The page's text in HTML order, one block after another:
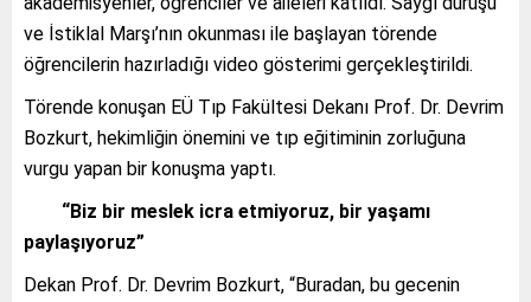
ve İstiklal Marşı’nın okunması ile başlayan törende
öğrencilerin hazırladığı video gösterimi gerçekleştirildi.
Törende konuşan EÜ Tıp Fakültesi Dekanı Prof. Dr. Devrim
Bozkurt, hekimliğin önemini ve tıp eğitiminin zorluğuna
vurgu yapan bir konuşma yaptı.
“Biz bir meslek icra etmiyoruz, bir yaşamı
paylaşıyoruz”
Dekan Prof. Dr. Devrim Bozkurt, “Buradan, bu gecenin